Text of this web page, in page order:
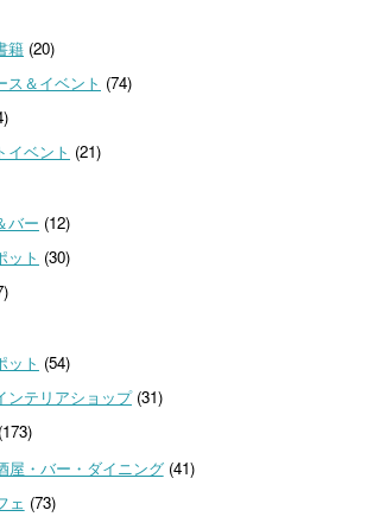
籍(20)
ス＆イベント (74)
イベント (21)
バー (12)
ット (30)
ット (54)
ンテリアショップ(31)
(173)
屋・バー・ダイニング(41)
ェ (73)